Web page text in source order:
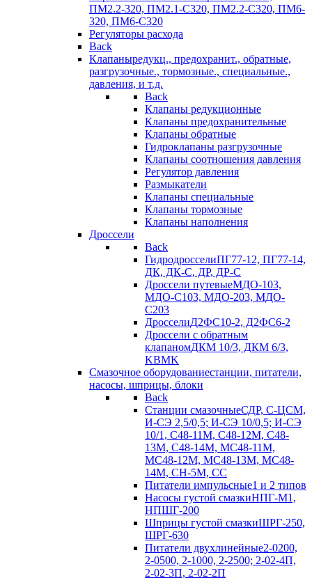
ПМ2.2-320, ПМ2.1-С320, ПМ2.2-С320, ПМ6-
320, ПМ6-С320
Регуляторы расхода
Back
Клапаныредукц., предохранит., обратные,
разгрузочные., тормозные., специальные.,
давления, и т.д.
Back
Клапаны редукционные
Клапаны предохранительные
Клапаны обратные
Гидроклапаны разгрузочные
Клапаны соотношения давления
Регулятор давления
Размыкатели
Клапаны специальные
Клапаны тормозные
Клапаны наполнения
Дроссели
Back
ГидродросселиПГ77-12, ПГ77-14,
ДК, ДК-С, ДР, ДР-С
Дроссели путевыеМДО-103,
МДО-С103, МДО-203, МДО-
С203
ДросселиД2ФС10-2, Д2ФС6-2
Дроссели с обратным
клапаномДКМ 10/3, ДКМ 6/3,
KBMK
Смазочное оборудованиестанции, питатели,
насосы, шприцы, блоки
Back
Станции смазочныеСДР, С-ЦСМ,
И-СЭ 2,5/0,5; И-СЭ 10/0,5; И-СЭ
10/1, С48-11М, С48-12М, С48-
13М, С48-14М, МС48-11М,
МС48-12М, МС48-13М, МС48-
14М, СН-5М, CC
Питатели импульсные1 и 2 типов
Насосы густой смазкиНПГ-М1,
НПШГ-200
Шприцы густой смазкиШРГ-250,
ШРГ-630
Питатели двухлинейные2-0200,
2-0500, 2-1000, 2-2500; 2-02-4П,
2-02-3П, 2-02-2П